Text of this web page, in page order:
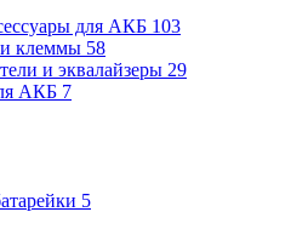
для АКБ 103
клеммы 58
и эквалайзеры 29
АКБ 7
5